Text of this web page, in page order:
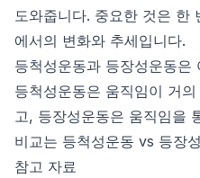
도와줍니다. 중요한 것은 한
에서의 변화와 추세입니다.
등척성운동과 등장성운동은
등척성운동은 움직임이 거
고, 등장성운동은 움직임을
비교는 등척성운동 vs 등장
참고 자료